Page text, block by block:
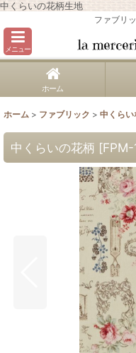
中くらいの花柄生地
ファブリ
メニュー
ホーム
ホーム > ファブリック > 中くらい
中くらいの花柄 [FPM-